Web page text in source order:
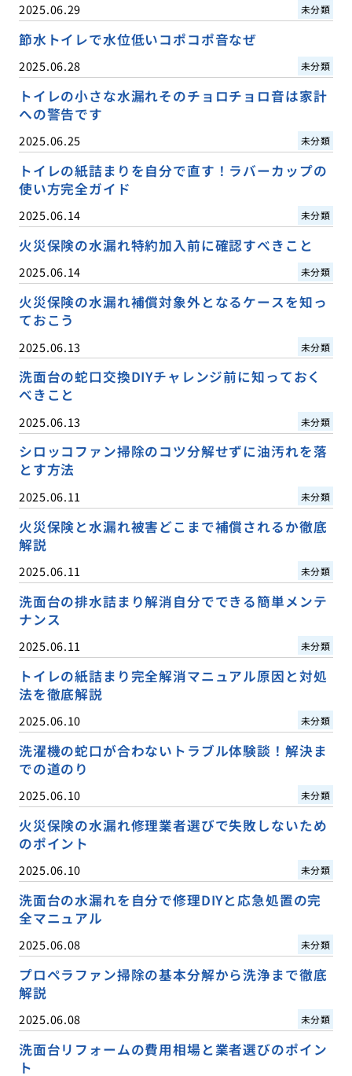
2025.06.29 未分類
節水トイレで水位低いコポコポ音なぜ
2025.06.28 未分類
トイレの小さな水漏れそのチョロチョロ音は家計
への警告です
2025.06.25 未分類
トイレの紙詰まりを自分で直す！ラバーカップの
使い方完全ガイド
2025.06.14 未分類
火災保険の水漏れ特約加入前に確認すべきこと
2025.06.14 未分類
火災保険の水漏れ補償対象外となるケースを知っ
ておこう
2025.06.13 未分類
洗面台の蛇口交換DIYチャレンジ前に知っておく
べきこと
2025.06.13 未分類
シロッコファン掃除のコツ分解せずに油汚れを落
とす方法
2025.06.11 未分類
火災保険と水漏れ被害どこまで補償されるか徹底
解説
2025.06.11 未分類
洗面台の排水詰まり解消自分でできる簡単メンテ
ナンス
2025.06.11 未分類
トイレの紙詰まり完全解消マニュアル原因と対処
法を徹底解説
2025.06.10 未分類
洗濯機の蛇口が合わないトラブル体験談！解決ま
での道のり
2025.06.10 未分類
火災保険の水漏れ修理業者選びで失敗しないため
のポイント
2025.06.10 未分類
洗面台の水漏れを自分で修理DIYと応急処置の完
全マニュアル
2025.06.08 未分類
プロペラファン掃除の基本分解から洗浄まで徹底
解説
2025.06.08 未分類
洗面台リフォームの費用相場と業者選びのポイン
ト